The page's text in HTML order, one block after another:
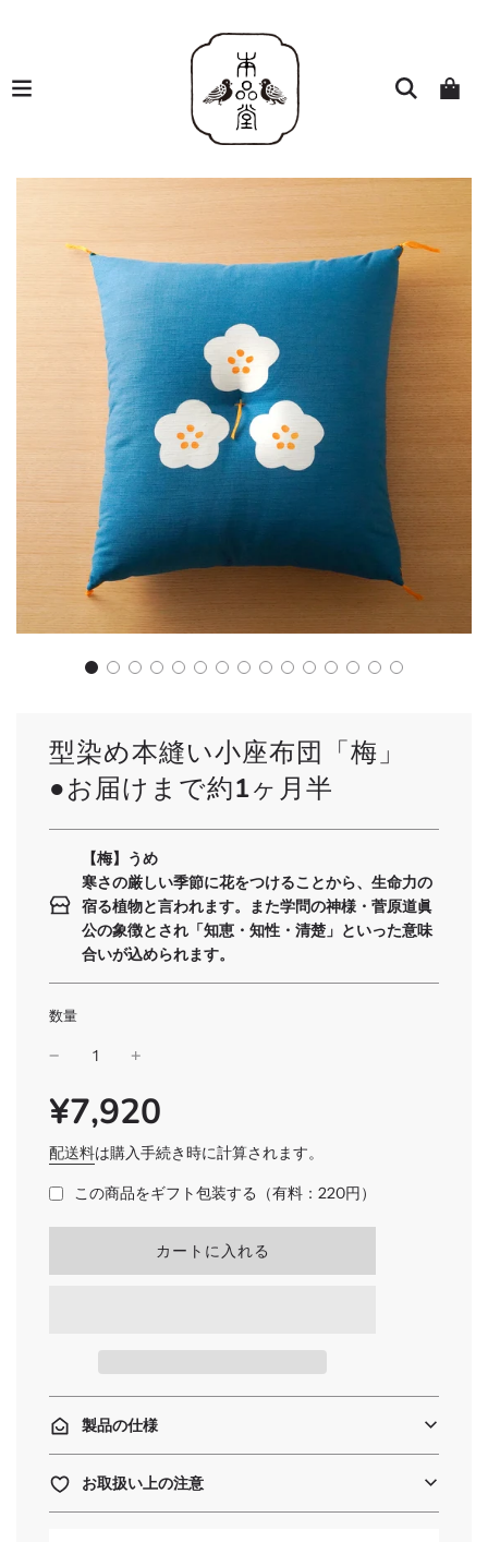
型染め本縫い小座布団「梅」
●お届けまで約1ヶ月半
【梅】うめ
寒さの厳しい季節に花をつけることから、生命力の
宿る植物と言われます。また学問の神様・菅原道眞
公の象徴とされ「知恵・知性・清楚」といった意味
合いが込められます。
数量
SALE
PRICE
通
常
価
格
¥7,920
配送料は購入手続き時に計算されます。
この商品をギフト包装する（有料：220円）
読
.
.
.
カートに入れる
製品の仕様
お取扱い上の注意